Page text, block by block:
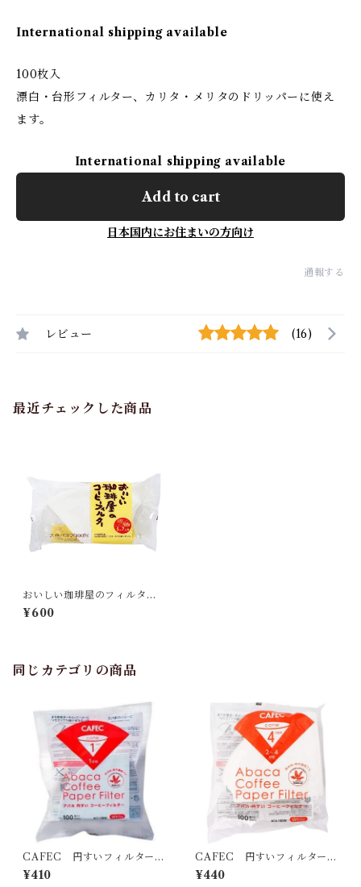
International shipping available
100枚入
漂白・台形フィルター、カリタ・メリタのドリッパーに使え
ます。
International shipping available
Add to cart
日本国内にお住まいの方向け
通報する
レビュー (16)
最近チェックした商品
おいしい珈琲屋のフィルター1
03 ５～７人用
¥600
同じカテゴリの商品
CAFEC 円すいフィルター
１～２杯用
¥410
CAFEC 円すいフィルター
１～４杯用
¥440